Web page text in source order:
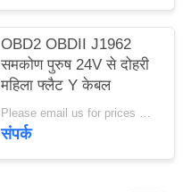
OBD2 OBDII J1962
समकोण पुरुष 24V से दोहरी
महिला फ्लैट Y केबल
Please email us for prices MOQ:100 पीसी
संपर्क